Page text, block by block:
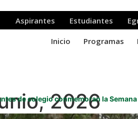
2026
de colegio conmemoran la